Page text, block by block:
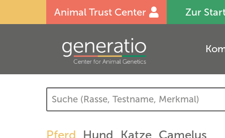
Animal Trust Center Zur
Pferd Hund Katze Camelus